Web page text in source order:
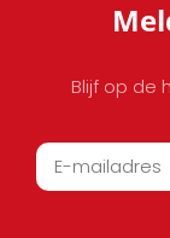
Blijf op de